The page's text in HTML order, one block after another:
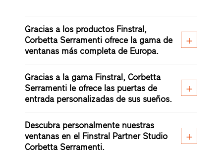
Gracias a los productos Finstral,
Corbetta Serramenti ofrece la gama de
ventanas más completa de Europa.
Gracias a la gama Finstral, Corbetta
Serramenti le ofrece las puertas de
entrada personalizadas de sus sueños.
Descubra personalmente nuestras
ventanas en el Finstral Partner Studio
Corbetta Serramenti.